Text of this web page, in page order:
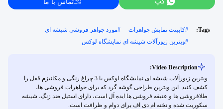
Tags:
#کابینت نمایش جواهرات #مورد جواهر فروشی شیشه ای
#ویترین زیورآلات شیشه ای نمایشگاه لوکس
Video Description:
ویترین زیورآلات شیشه ای نمایشگاه لوکس با 3 چراغ رنگی و مکانیزم قفل را
کشف کنید. این ویترین طراحی گوشه گرد که برای جواهرات فروشی ها،
طلافروشی ها و عتیقه فروشی ها ایده آل است، دارای استیل ضد زنگ، شیشه
سکوریت شده و تخته ام دی اف برای دوام و ظرافت است.